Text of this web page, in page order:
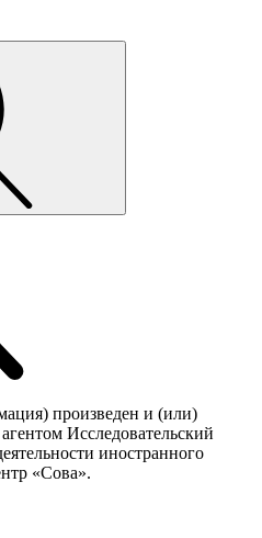
произведен и (или)
Исследовательский
иностранного
«Сова».